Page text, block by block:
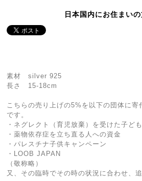
日本国内にお住まい
素材 silver 925
長さ 15-18cm
こちらの売り上げの5%を以下の団体に寄
です。
・ネグレクト（育児放棄）を受けた子ど
・薬物依存症を立ち直る人への資金
・パレスチナ子供キャンペーン
・LOOB JAPAN
（敬称略）
又、その臨時でその時の状況に合わせ、